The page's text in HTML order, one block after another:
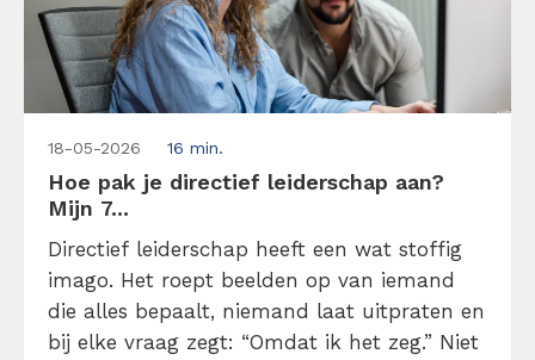
18-05-2026 16 min.
Hoe pak je directief leiderschap aan?
Mijn 7...
Directief leiderschap heeft een wat stoffig
imago. Het roept beelden op van iemand
die alles bepaalt, niemand laat uitpraten en
bij elke vraag zegt: “Omdat ik het zeg.” Niet